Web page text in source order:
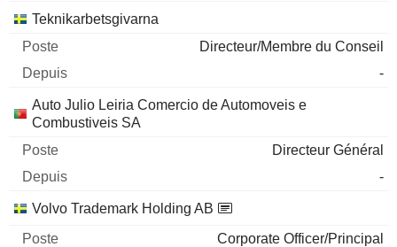
Teknikarbetsgivarna
Directeur/Membre du Conseil
-
Auto Julio Leiria Comercio de Automoveis e
Combustiveis SA
Directeur Général
-
Volvo Trademark Holding AB
Corporate Officer/Principal